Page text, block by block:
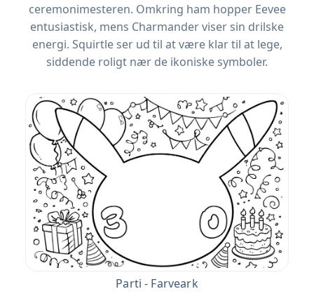
ceremonimesteren. Omkring ham hopper Eevee
entusiastisk, mens Charmander viser sin drilske
energi. Squirtle ser ud til at være klar til at lege,
siddende roligt nær de ikoniske symboler.
Parti - Farveark